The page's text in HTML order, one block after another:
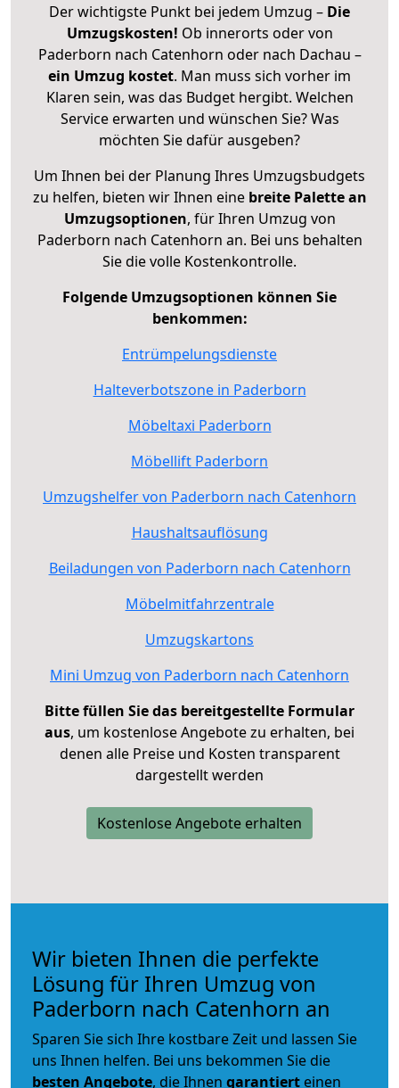
Der wichtigste Punkt bei jedem Umzug – Die
Umzugskosten! Ob innerorts oder von
Paderborn nach Catenhorn oder nach Dachau –
ein Umzug kostet. Man muss sich vorher im
Klaren sein, was das Budget hergibt. Welchen
Service erwarten und wünschen Sie? Was
möchten Sie dafür ausgeben?
Um Ihnen bei der Planung Ihres Umzugsbudgets
zu helfen, bieten wir Ihnen eine breite Palette an
Umzugsoptionen, für Ihren Umzug von
Paderborn nach Catenhorn an. Bei uns behalten
Sie die volle Kostenkontrolle.
Folgende Umzugsoptionen können Sie
benkommen:
Entrümpelungsdienste
Halteverbotszone in Paderborn
Möbeltaxi Paderborn
Möbellift Paderborn
Umzugshelfer von Paderborn nach Catenhorn
Haushaltsauflösung
Beiladungen von Paderborn nach Catenhorn
Möbelmitfahrzentrale
Umzugskartons
Mini Umzug von Paderborn nach Catenhorn
Bitte füllen Sie das bereitgestellte Formular
aus, um kostenlose Angebote zu erhalten, bei
denen alle Preise und Kosten transparent
dargestellt werden
Kostenlose Angebote erhalten
Wir bieten Ihnen die perfekte
Lösung für Ihren Umzug von
Paderborn nach Catenhorn an
Sparen Sie sich Ihre kostbare Zeit und lassen Sie
uns Ihnen helfen. Bei uns bekommen Sie die
besten Angebote, die Ihnen garantiert einen